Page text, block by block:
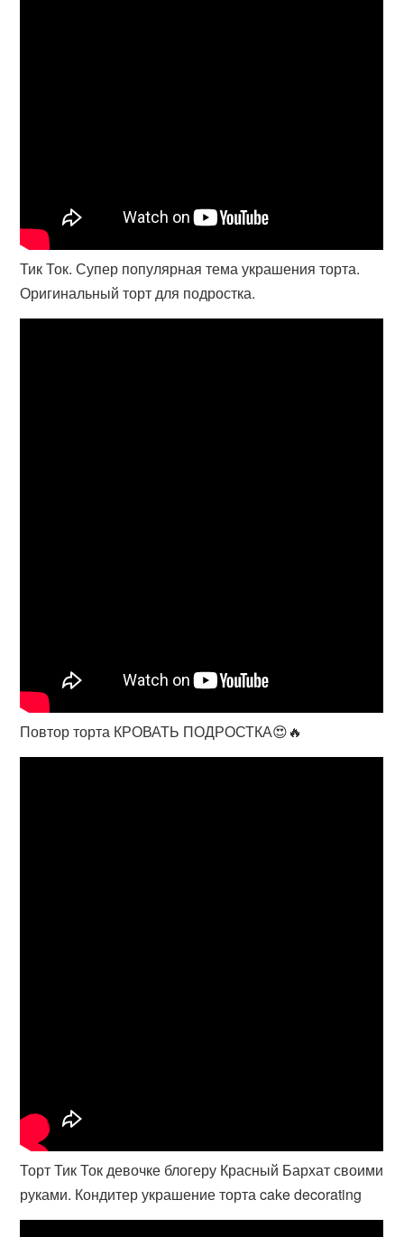
Тик Ток. Супер популярная тема украшения торта.
Оригинальный торт для подростка.
Повтор торта КРОВАТЬ ПОДРОСТКА😍🔥
Торт Тик Ток девочке блогеру Красный Бархат своими
руками. Кондитер украшение торта cake decorating